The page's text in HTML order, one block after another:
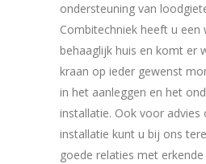
ondersteuning van
Combitechniek heeft u een
behaaglijk huis en komt er
kraan op ieder gewenst
in het aanleggen en het
installatie. Ook voor advies
installatie kunt u bij ons
goede relaties met